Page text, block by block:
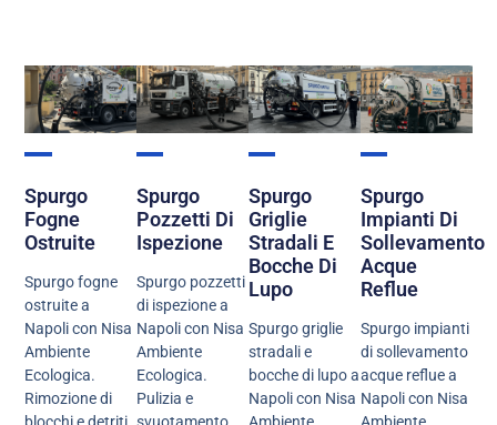
Spurgo
Fogne
Ostruite
Spurgo fogne
ostruite a
Napoli con Nisa
Ambiente
Ecologica.
Rimozione di
blocchi e detriti
Spurgo
Pozzetti Di
Ispezione
Spurgo pozzetti
di ispezione a
Napoli con Nisa
Ambiente
Ecologica.
Pulizia e
svuotamento
Spurgo
Griglie
Stradali E
Bocche Di
Lupo
Spurgo griglie
stradali e
bocche di lupo a
Napoli con Nisa
Ambiente
Spurgo
Impianti Di
Sollevamento
Acque
Reflue
Spurgo impianti
di sollevamento
acque reflue a
Napoli con Nisa
Ambiente